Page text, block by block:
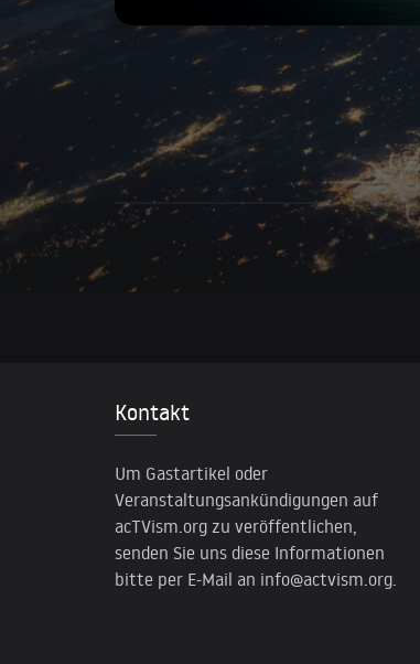
Kontakt
Um Gastartikel oder
Veranstaltungsankündigungen auf
acTVism.org zu veröffentlichen,
senden Sie uns diese Informationen
bitte per E-Mail an info@actvism.org.